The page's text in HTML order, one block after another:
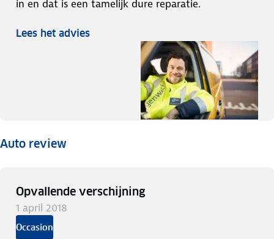
in en dat is een tamelijk dure reparatie.
Lees het advies
Auto review
Opvallende verschijning
1 april 2018
Occasion